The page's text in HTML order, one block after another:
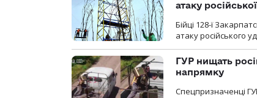
атаку
Бійці 128-ї
атаку російського
ГУР нищать
напрямку
Спецпризначенці